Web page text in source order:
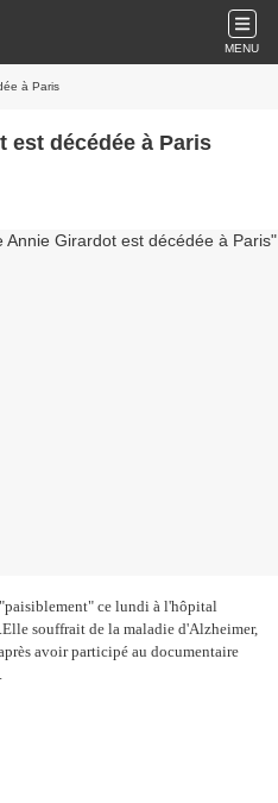
MENU
à Paris
est décédée à Paris
ce lundi à l'hôpital
souffrait de la maladie d'Alzheimer,
avoir participé au documentaire